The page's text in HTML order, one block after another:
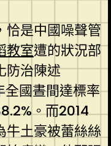
恰是中國噪聲管
教室遭的狀況部
防治陳述
國晝間達標率
。而2014
牛土豪被蕾絲絲